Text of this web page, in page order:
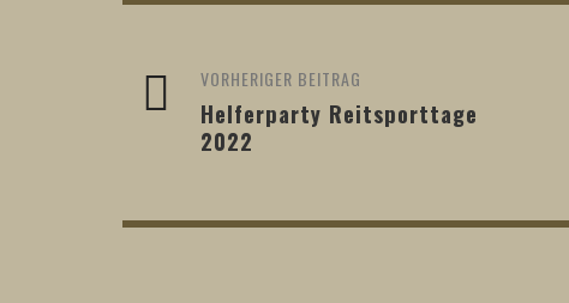
VORHERIGER BEITRAG
Helferparty Reitsporttage
2022